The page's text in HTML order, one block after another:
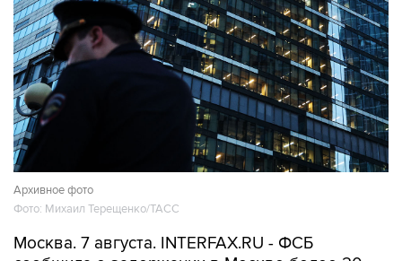
Архивное фото
Фото: Михаил Терещенко/ТАСС
Москва. 7 августа. INTERFAX.RU - ФСБ